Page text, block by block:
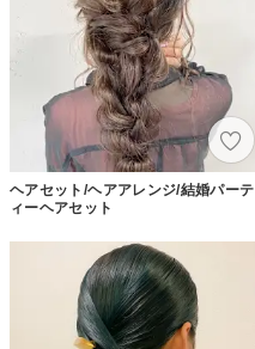
ヘアセット/ヘアアレンジ/結婚パーテ
ィーヘアセット